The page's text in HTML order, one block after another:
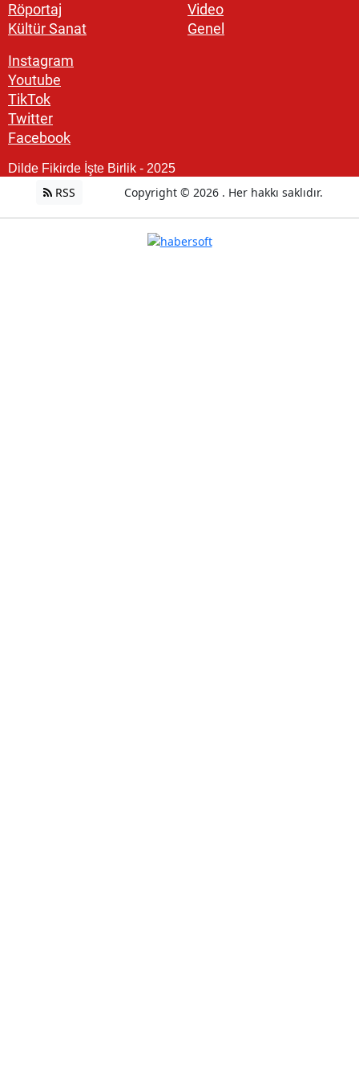
Röportaj
Kültür Sanat
Video
Genel
Instagram
Youtube
TikTok
Twitter
Facebook
Dilde Fikirde İşte Birlik - 2025
RSS Copyright © 2026 . Her hakkı saklıdır.